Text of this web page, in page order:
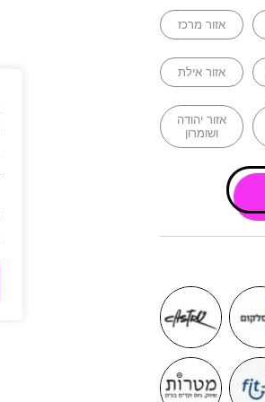
אזור מרכז
אזור אילת
אזור יהודה
ושומרון